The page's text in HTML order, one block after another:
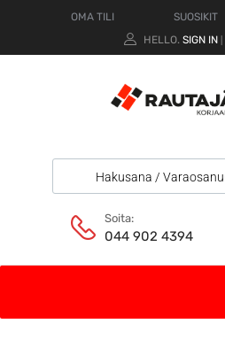
OMA TILI SUOSIKIT
HELLO. SIGN IN
Soita:
044 902 4394